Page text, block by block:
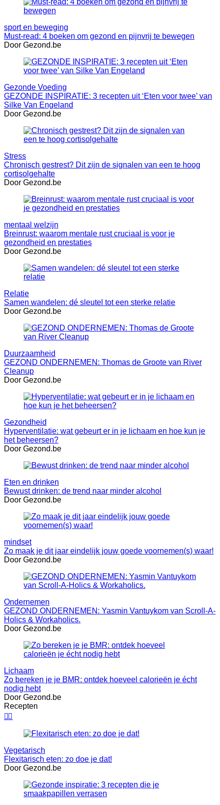
sport en beweging
Must-read: 4 boeken om gezond en pijnvrij te bewegen
Door Gezond.be
Gezonde Voeding
GEZONDE INSPIRATIE: 3 recepten uit ‘Eten voor twee’ van
Silke Van Engeland
Door Gezond.be
Stress
Chronisch gestrest? Dit zijn de signalen van een te hoog
cortisolgehalte
Door Gezond.be
mentaal welzijn
Breinrust: waarom mentale rust cruciaal is voor je
gezondheid en prestaties
Door Gezond.be
Relatie
Samen wandelen: dé sleutel tot een sterke relatie
Door Gezond.be
Duurzaamheid
GEZOND ONDERNEMEN: Thomas de Groote van River
Cleanup
Door Gezond.be
Gezondheid
Hyperventilatie: wat gebeurt er in je lichaam en hoe kun je
het beheersen?
Door Gezond.be
Eten en drinken
Bewust drinken: de trend naar minder alcohol
Door Gezond.be
mindset
Zo maak je dit jaar eindelijk jouw goede voornemen(s) waar!
Door Gezond.be
Ondernemen
GEZOND ONDERNEMEN: Yasmin Vantuykom van Scroll-A-
Holics & Workaholics.
Door Gezond.be
Lichaam
Zo bereken je je BMR: ontdek hoeveel calorieën je écht
nodig hebt
Door Gezond.be
Recepten

Vegetarisch
Flexitarisch eten: zo doe je dat!
Door Gezond.be